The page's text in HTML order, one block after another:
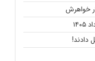
خواهرش
دادند!